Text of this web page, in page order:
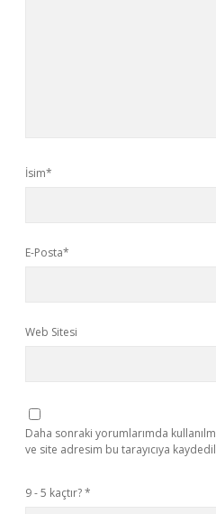
İsim*
E-Posta*
Web Sitesi
Daha sonraki yorumlarımda
ve site adresim bu tarayıcıya
9 - 5 kaçtır?*